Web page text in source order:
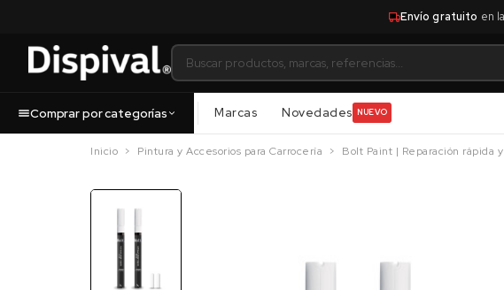
Envío gratuito en
Comprar por categorías Marcas Novedades NUEVO
Inicio Pintura y Accesorios para Carrocería Bolt Paint | Reparación rápida